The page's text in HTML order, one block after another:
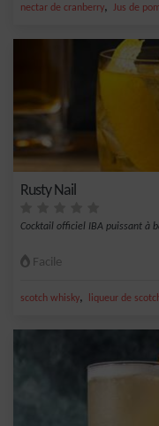
nectar de cranberry, Jus de
Rusty Nail
Cocktail officiel IBA puissant à
Facile
scotch whisky, liqueur de